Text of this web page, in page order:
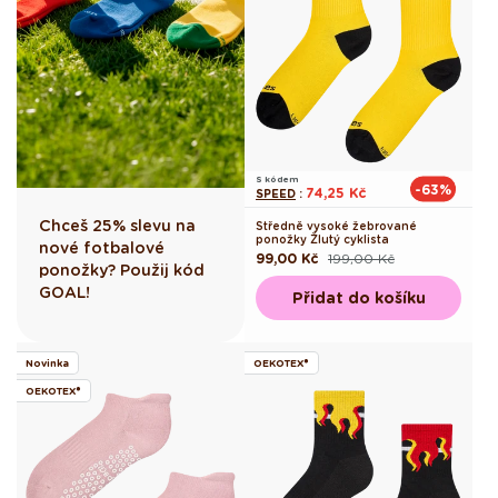
Chceš 25% slevu na
nové fotbalové
ponožky? Použij kód
GOAL!
S kódem
SPEED : 74,25 Kč -63%
Středně vysoké žebrované
ponožky Žlutý cyklista
Běžná
cena
199,00 Kč
Výprodejová
cena
99,00 Kč
Přidat do košíku
Novinka
OEKOTEX®
OEKOTEX®